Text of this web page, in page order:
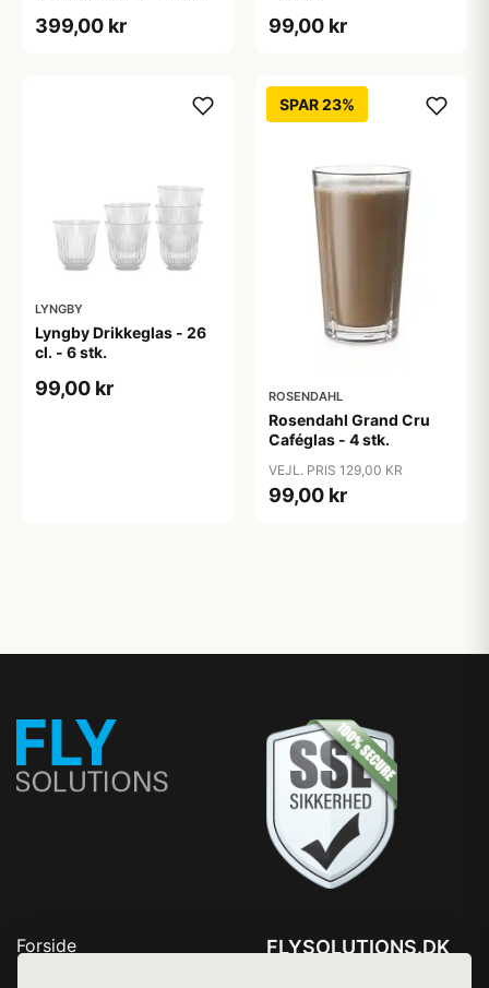
399,00 kr 99,00 kr
LYNGBY
Lyngby Drikkeglas - 26
cl. - 6 stk.
99,00 kr
SPAR 23%
ROSENDAHL
Rosendahl Grand Cru
Caféglas - 4 stk.
VEJL. PRIS 129,00 KR
99,00 kr
Forside
FLYSOLUTIONS.DK